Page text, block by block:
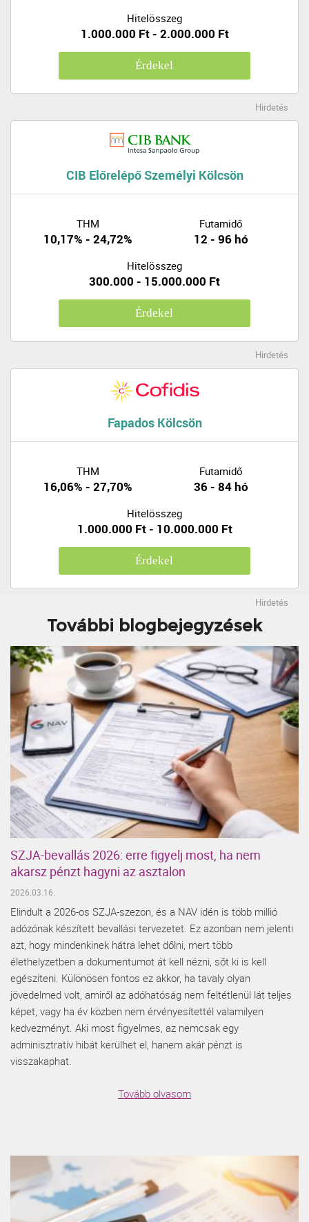
Hitelösszeg
1.000.000 Ft - 2.000.000 Ft
Érdekel
Hirdetés
CIB Előrelépő Személyi Kölcsön
THM
10,17% - 24,72%
Futamidő
12 - 96 hó
Hitelösszeg
300.000 - 15.000.000 Ft
Érdekel
Hirdetés
Fapados Kölcsön
THM
16,06% - 27,70%
Futamidő
36 - 84 hó
Hitelösszeg
1.000.000 Ft - 10.000.000 Ft
Érdekel
Hirdetés
További blogbejegyzések
SZJA-bevallás 2026: erre figyelj most, ha nem
akarsz pénzt hagyni az asztalon
2026.03.16.
Elindult a 2026-os SZJA-szezon, és a NAV idén is több millió
adózónak készített bevallási tervezetet. Ez azonban nem jelenti
azt, hogy mindenkinek hátra lehet dőlni, mert több
élethelyzetben a dokumentumot át kell nézni, sőt ki is kell
egészíteni. Különösen fontos ez akkor, ha tavaly olyan
jövedelmed volt, amiről az adóhatóság nem feltétlenül lát teljes
képet, vagy ha év közben nem érvényesítettél valamilyen
kedvezményt. Aki most figyelmes, az nemcsak egy
adminisztratív hibát kerülhet el, hanem akár pénzt is
visszakaphat.
Tovább olvasom